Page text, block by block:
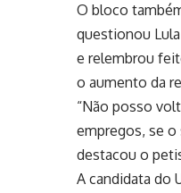
O bloco
questionou
e relembrou
o aumento da
“Não posso
empregos, se o
destacou o
A candidata do